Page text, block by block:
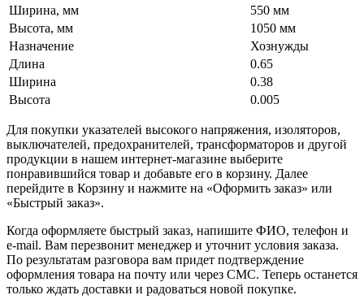
Ширина, мм
550 мм
Высота, мм
1050 мм
Назначение
Хознужды
Длина
0.65
Ширина
0.38
Высота
0.005
Для покупки указателей высокого напряжения, изоляторов,
выключателей, предохранителей, трансформаторов и другой
продукции в нашем интернет-магазине выберите
понравившийся товар и добавьте его в корзину. Далее
перейдите в Корзину и нажмите на «Оформить заказ» или
«Быстрый заказ».
Когда оформляете быстрый заказ, напишите ФИО, телефон и
e-mail. Вам перезвонит менеджер и уточнит условия заказа.
По результатам разговора вам придет подтверждение
оформления товара на почту или через СМС. Теперь останется
только ждать доставки и радоваться новой покупке.